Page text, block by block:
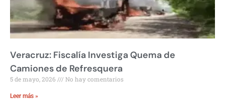
Veracruz: Fiscalía Investiga Quema de
Camiones de Refresquera
5 de mayo, 2026 No hay comentarios
Leer más »